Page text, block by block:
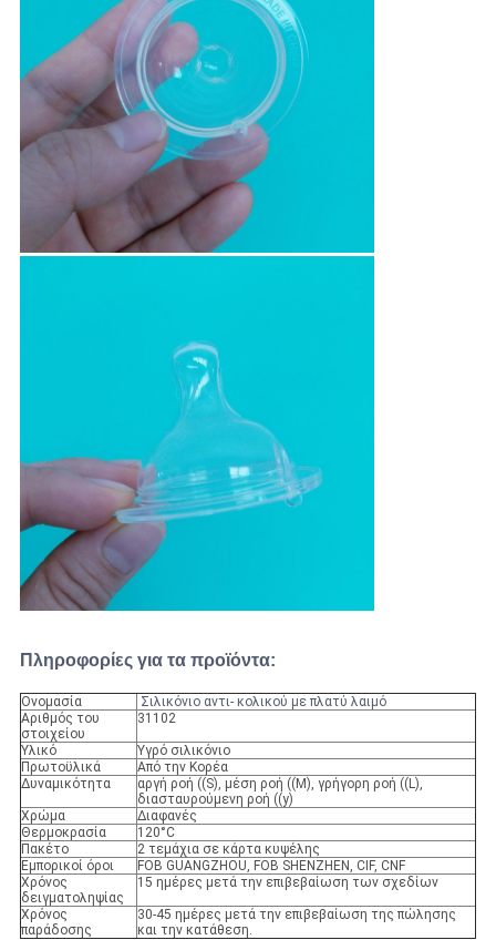
Πληροφορίες για τα προϊόντα:
Ονομασία
Σιλικόνιο αντι- κολικού με πλατύ λαιμό
Αριθμός του
στοιχείου
31102
Υλικό
Υγρό σιλικόνιο
Πρωτοϋλικά
Από την Κορέα
Δυναμικότητα
αργή ροή ((S), μέση ροή ((M), γρήγορη ροή ((L),
διασταυρούμενη ροή ((y)
Χρώμα
Διαφανές
Θερμοκρασία
120°C
Πακέτο
2 τεμάχια σε κάρτα κυψέλης
Εμπορικοί όροι
FOB GUANGZHOU, FOB SHENZHEN, CIF, CNF
Χρόνος
δειγματοληψίας
15 ημέρες μετά την επιβεβαίωση των σχεδίων
Χρόνος
παράδοσης
30-45 ημέρες μετά την επιβεβαίωση της πώλησης
και την κατάθεση.